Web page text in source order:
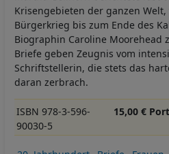
Krisengebieten der ganzen Welt,
Bürgerkrieg bis zum Ende des
Biographin Caroline Moorehead
Briefe geben Zeugnis vom
Schriftstellerin, die stets das
daran zerbrach.
ISBN 978-3-596-
90030-5
15,00 €